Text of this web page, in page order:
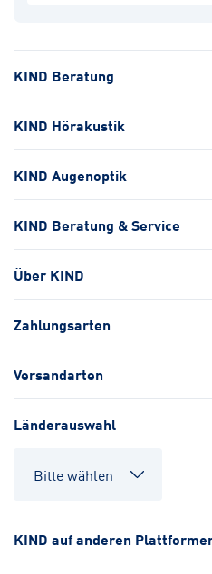
KIND Beratung
KIND Hörakustik
KIND Augenoptik
KIND Beratung & Service
Über KIND
Zahlungsarten
Versandarten
Länderauswahl
KIND auf anderen